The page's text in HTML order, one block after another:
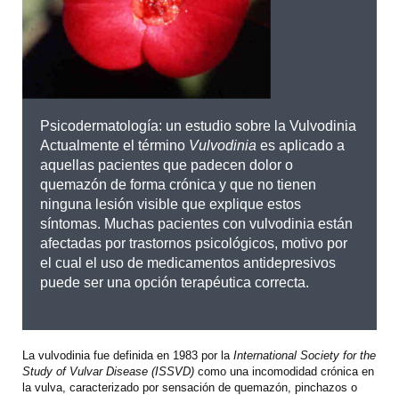
Psicodermatología: un estudio sobre la Vulvodinia
Actualmente el término Vulvodinia es aplicado a
aquellas pacientes que padecen dolor o
quemazón de forma crónica y que no tienen
ninguna lesión visible que explique estos
síntomas. Muchas pacientes con vulvodinia están
afectadas por trastornos psicológicos, motivo por
el cual el uso de medicamentos antidepresivos
puede ser una opción terapéutica correcta.
La vulvodinia fue definida en 1983 por la International Society for the
Study of Vulvar Disease (ISSVD) como una incomodidad crónica en
la vulva, caracterizado por sensación de quemazón, pinchazos o